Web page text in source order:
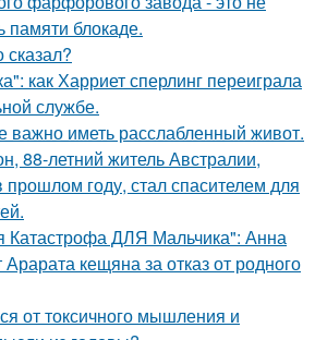
памяти блокаде.
сказал?
как Харриет сперлинг переиграла
службе.
иметь расслабленный живот.
88-летний житель Австралии,
году, стал спасителем для
ДЛЯ Мальчика": Анна
Арарата кещяна за отказ от родного
от токсичного мышления и